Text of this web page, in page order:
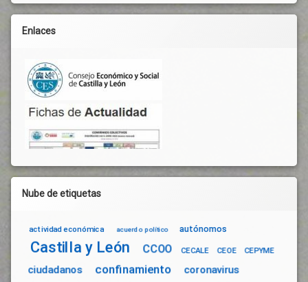
Enlaces
Nube de etiquetas
actividad económica acuerdo político autónomos
Castilla y León CCOO CECALE CEOE CEPYME
ciudadanos confinamiento coronavirus